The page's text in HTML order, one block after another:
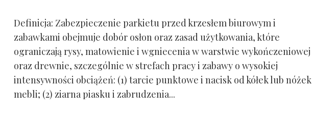
Definicja: Zabezpieczenie parkietu przed krzesłem biurowym i
zabawkami obejmuje dobór osłon oraz zasad użytkowania, które
ograniczają rysy, matowienie i wgniecenia w warstwie wykończeniowej
oraz drewnie, szczególnie w strefach pracy i zabawy o wysokiej
intensywności obciążeń: (1) tarcie punktowe i nacisk od kółek lub nóżek
mebli; (2) ziarna piasku i zabrudzenia...